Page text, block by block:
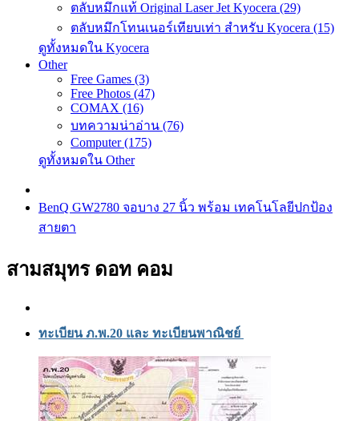
ตลับหมึกแท้ Original Laser Jet Kyocera (29)
ตลับหมึกโทนเนอร์เทียบเท่า สำหรับ Kyocera (15)
ดูทั้งหมดใน Kyocera
Other
Free Games (3)
Free Photos (47)
COMAX (16)
บทความน่าอ่าน (76)
Computer (175)
ดูทั้งหมดใน Other
BenQ GW2780 จอบาง 27 นิ้ว พร้อม เทคโนโลยีปกป้อง
สายตา
สามสมุทร ดอท คอม
ทะเบียน ภ.พ.20 และ ทะเบียนพาณิชย์